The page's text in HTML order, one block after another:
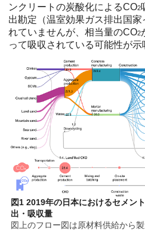
ンクリートの炭酸化によるCO2
出勘定（温室効果ガス排出国
れていませんが、相当量のCO2
って吸収されている可能性が示
図1 2019年の日本におけるセメン
出・吸収量
図上のフロー図は原材料供給から